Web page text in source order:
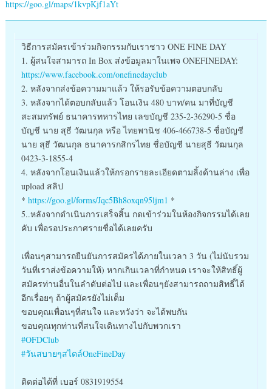
https://goo.gl/maps/1kvpKjf1aYt
วิธีการสมัครเข้าร่วมกิจกรรมกับเราชาว ONE FINE DAY
1. ผู้สนใจสามารถ In Box ส่งข้อมูลมาในเพจ ONEFINEDAY:
https://www.facebook.com/onefinedayclub
2. หลังจากส่งข้อความมาแล้ว ให้รอรับข้อความตอบกลับ
3. หลังจากได้ตอบกลับแล้ว โอนเงิน 480 บาท/คน มาที่บัญชี
สะสมทรัพย์ ธนาคารทหารไทย เลขบัญชี 235-2-36290-5 ชื่อ
บัญชี นาย สุธี วัฒนกุล หรือ ไทยพานิช 406-466738-5 ชื่อบัญชี
นาย สุธี วัฒนกุล ธนาคารกสิกรไทย ชื่อบัญชี นายสุธี วัฒนกุล
0423-3-1855-4
4. หลังจากโอนเงินแล้วให้กรอกรายละเอียดตามลิ้งด้านล่าง เพื่อ
upload สลิป
* https://goo.gl/forms/Jqc5Bh8oxqn95ljm1 *
5..หลังจากดำเนินการเสร็จสิ้น กดเข้าร่วมในห้องกิจกรรมได้เลย
คับ เพื่อรอประกาศรายชื่อได้เลยครับ
เพื่อนๆสามารถยืนยันการสมัครได้ภายในเวลา 3 วัน (ไม่นับรวม
วันที่เราส่งข้อความให้) หากเกินเวลาที่กำหนด เราจะให้สิทธิ์ผู้
สมัครท่านอื่นในลำดับต่อไป และเพื่อนๆยังสามารถถามสิทธิ์ได้
อีกเรื่อยๆ ถ้าผู้สมัครยังไม่เต็ม
ขอบคุณเพื่อนๆที่สนใจ และหวังว่า จะได้พบกัน
ขอบคุณทุกท่านที่สนใจเดินทางไปกับพวกเรา
#OFDClub
#วันสบายๆสไตล์OneFineDay
ติดต่อได้ที่ เบอร์ 0831919554